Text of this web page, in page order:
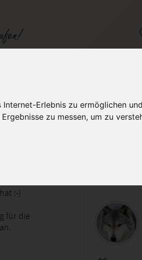
Erlebnis zu ermöglichen
zu messen, um zu
/ Lehrgänge
:-)
für die